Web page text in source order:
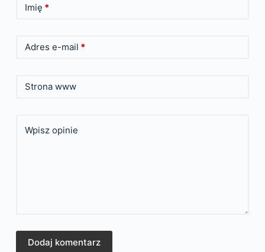
Imię *
Adres e-mail *
Strona www
Wpisz opinie
Dodaj komentarz